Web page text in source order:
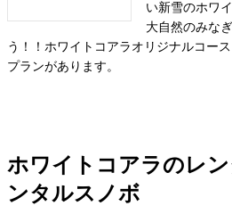
い新雪のホワ
大自然のみな
う！！ホワイトコアラオリジナルコー
プランがあります。
ホワイトコアラのレ
ンタルスノボ